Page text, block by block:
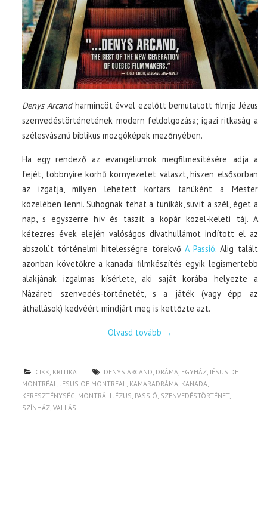
Denys Arcandharmincöt évvel ezelőtt bemutatott filmje Jézus
szenvedéstörténetének modern feldolgozása; igazi ritkaság a
szélesvásznú biblikus mozgóképek mezőnyében.
Ha egy rendező az evangéliumok megfilmesítésére adja a
fejét, többnyire korhű környezetet választ, hiszen elsősorban
az izgatja, milyen lehetett kortárs tanúként a Mester
közelében lenni. Suhognak tehát a tunikák, süvít a szél, éget a
nap, s egyszerre hív és taszít a kopár közel-keleti táj. A
kétezres évek elején valóságos divathullámot indított el az
abszolút történelmi hitelességre törekvőA Passió. Alig talált
azonban követőkre a kanadai filmkészítés egyik legismertebb
alakjának izgalmas kísérlete, aki saját korába helyezte a
Názáreti szenvedés-történetét, s a játék (vagy épp az
áthallások) kedvéért mindjárt meg is kettőzte azt.
Olvasd tovább →
CIKK, KRITIKA DENYS ARCAND, DRÁMA, EGYHÁZ,JÉSUS DE
MONTRÉAL,JESUS OF MONTREAL, KAMARADRÁMA, KANADA,
KERESZTÉNYSÉG, MONTRÁLI JÉZUS, PASSIÓ, SZENVEDÉSTÖRTÉNET,
SZÍNHÁZ,VALLÁS